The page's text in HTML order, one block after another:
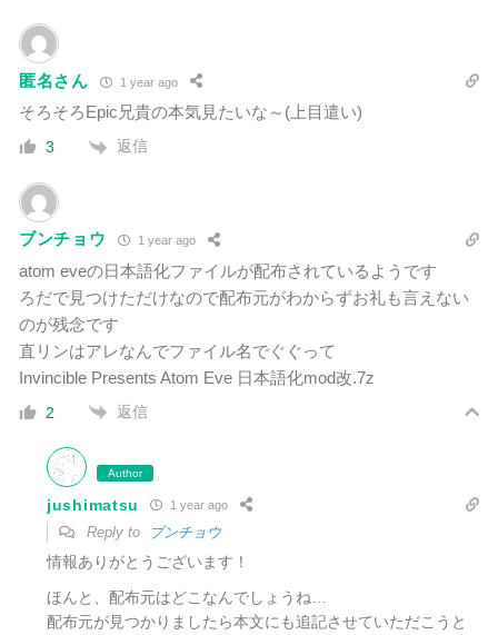
匿名さん 1 year ago
そろそろEpic兄貴の本気見たいな～(上目遣い)
3 返信
ブンチョウ 1 year ago
atom eveの日本語化ファイルが配布されているようです
ろだで見つけただけなので配布元がわからずお礼も言えない
のが残念です
直リンはアレなんでファイル名でぐぐって
Invincible Presents Atom Eve 日本語化mod改.7z
2 返信
Author
jushimatsu 1 year ago
Reply to ブンチョウ
情報ありがとうございます！
ほんと、配布元はどこなんでしょうね…
配布元が見つかりましたら本文にも追記させていただこうと